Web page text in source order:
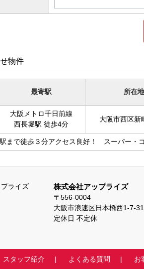
物件
最寄駅 所在地
大阪メトロ千日前線
西長堀駅 徒歩4分
大阪市西区新
駅まで徒歩３分アクセス良好！ スーパー・
株式会社アップライズ
〒556-0004
大阪市浪速区日本橋西1-7-
定休日 不定休
スタッフ紹介 よくある質問 お